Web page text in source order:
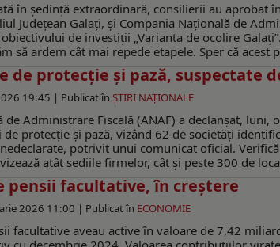
în ședință extraordinară, consilierii au aprobat
Județean Galaţi, și Compania Națională de
de investiții „Varianta de ocolire
să ardem cât mai repede etapele. Sper că acest
de protecţie şi pază, suspectate
19:45 | Publicat în ŞTIRI NAŢIONALE
de Administrare Fiscală (ANAF) a declanșat,
de protecție și pază, vizând 62 de societăți
potrivit unui comunicat oficial.
atât sediile firmelor, cât și peste 300 de
pensii facultative, în creștere
2026 11:00 | Publicat în ECONOMIE
facultative aveau active în valoare de 7,42